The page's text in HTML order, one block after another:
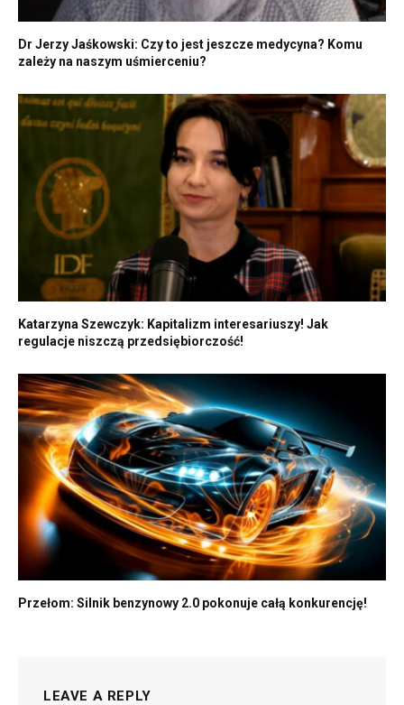
Dr Jerzy Jaśkowski: Czy to jest jeszcze medycyna? Komu
zależy na naszym uśmierceniu?
Katarzyna Szewczyk: Kapitalizm interesariuszy! Jak
regulacje niszczą przedsiębiorczość!
Przełom: Silnik benzynowy 2.0 pokonuje całą konkurencję!
LEAVE A REPLY